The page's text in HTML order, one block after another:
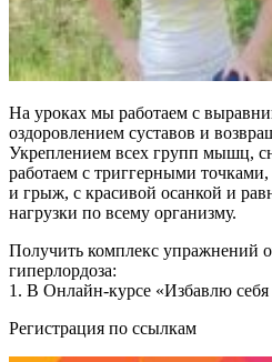
На уроках мы работаем с
оздоровлением суставов и
Укреплением всех групп мышц,
работаем с триггерными
и грыж, c красивой осанкой и
нагрузки по всему организму.
Получить комплекс упражнений
гиперлордоза:
1. В Онлайн-курсе «Избавлю
Регистрация по ссылкам